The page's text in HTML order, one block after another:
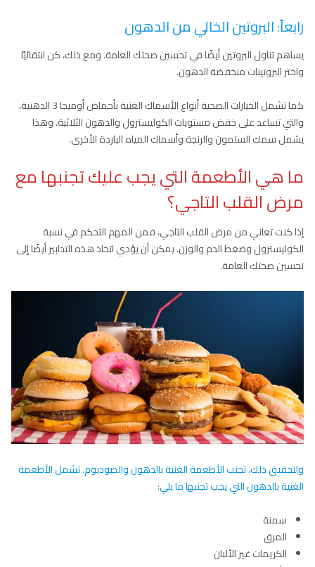
رابعاً: البروتين الخالي من الدهون
يساهم تناول البروتين أيضًا في تحسين صحتك العامة. ومع ذلك، كن انتقائيًا
واختر البروتينات منخفضة الدهون.
كما تشمل الخيارات الصحية أنواع الأسماك الغنية بأحماض أوميجا 3 الدهنية،
والتي تساعد على خفض مستويات الكوليسترول والدهون الثلاثية. وهذا
يشمل سمك السلمون والرنجة وأسماك المياه الباردة الأخرى.
ما هي الأطعمة التي يجب عليك تجنبها مع
مرض القلب التاجي؟
إذا كنت تعاني من مرض القلب التاجي، فمن المهم التحكم في نسبة
الكوليسترول وضغط الدم والوزن. يمكن أن يؤدي اتخاذ هذه التدابير أيضًا إلى
تحسين صحتك العامة.
ولتحقيق ذلك، تجنب الأطعمة الغنية بالدهون والصوديوم. تشمل الأطعمة
الغنية بالدهون التي يجب تجنبها ما يلي:
سمنة
المرق
الكريمات غير الألبان